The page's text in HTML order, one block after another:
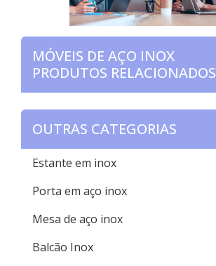
MÓVEIS DE AÇO INOX
PRODUTOS RELACIONADOS
OUTRAS CATEGORIAS
Estante em inox
Porta em aço inox
Mesa de aço inox
Balcão Inox